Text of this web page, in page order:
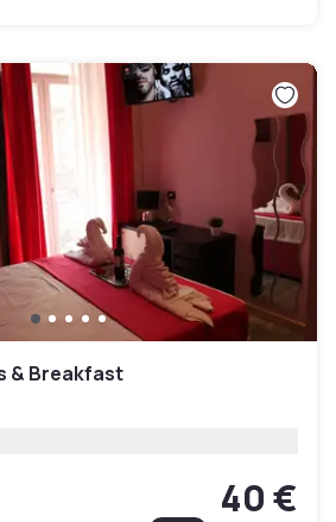
& Breakfast
40 €